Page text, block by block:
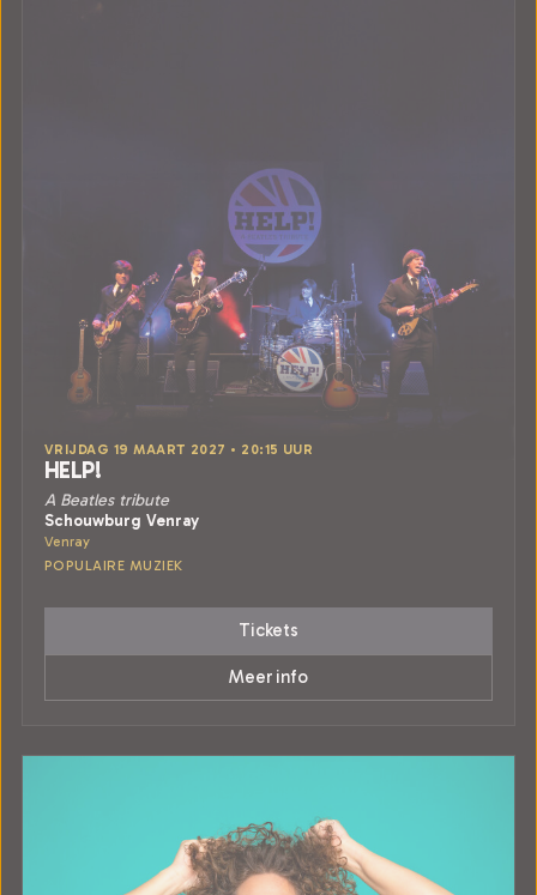
VRIJDAG 19 MAART 2027 • 20:15 UUR
HELP!
A Beatles tribute
Schouwburg Venray
Venray
POPULAIRE MUZIEK
Tickets
Meer info